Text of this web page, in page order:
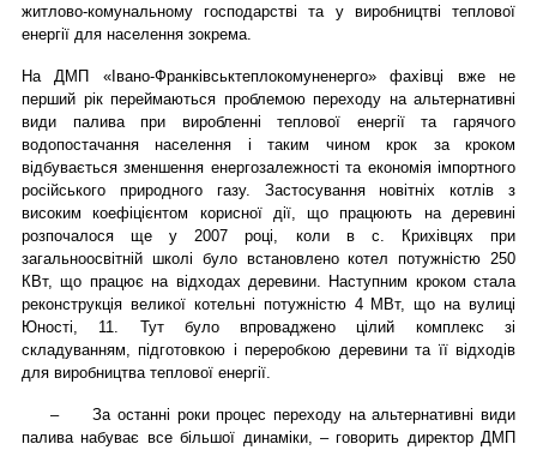
житлово-комунальному господарстві та у виробництві теплової
енергії для населення зокрема.
На ДМП «Івано-Франківськтеплокомуненерго» фахівці вже не
перший рік переймаються проблемою переходу на альтернативні
види палива при виробленні теплової енергії та гарячого
водопостачання населення і таким чином крок за кроком
відбувається зменшення енергозалежності та економія імпортного
російського природного газу. Застосування новітніх котлів з
високим коефіцієнтом корисної дії, що працюють на деревині
розпочалося ще у 2007 році, коли в с. Крихівцях при
загальноосвітній школі було встановлено котел потужністю 250
КВт, що працює на відходах деревини. Наступним кроком стала
реконструкція великої котельні потужністю 4 МВт, що на вулиці
Юності, 11. Тут було впроваджено цілий комплекс зі
складуванням, підготовкою і переробкою деревини та її відходів
для виробництва теплової енергії.
–
За останні роки процес переходу на альтернативні види
палива набуває все більшої динаміки, – говорить директор ДМП